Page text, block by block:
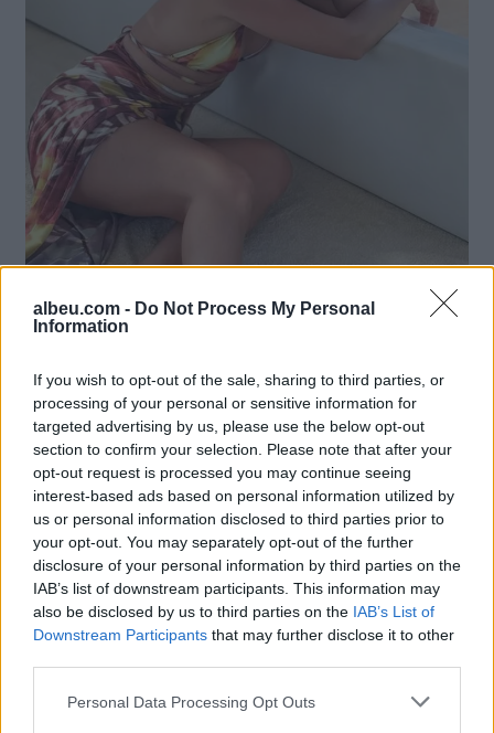
albeu.com - Do Not Process My Personal
Information
If you wish to opt-out of the sale, sharing to third parties, or
processing of your personal or sensitive information for
targeted advertising by us, please use the below opt-out
section to confirm your selection. Please note that after your
opt-out request is processed you may continue seeing
interest-based ads based on personal information utilized by
us or personal information disclosed to third parties prior to
your opt-out. You may separately opt-out of the further
disclosure of your personal information by third parties on the
IAB’s list of downstream participants. This information may
also be disclosed by us to third parties on the IAB’s List of
Downstream Participants that may further disclose it to other
Personal Data Processing Opt Outs
Lajme të ngjashme:
Shqipe Hysenaj zbulon
sekretin: Valbona Mhilli ka
lidhje jashtë shtëpisë së
‘BBVA’
“Kemi ndarë një..”/ Shqipe
Hysenaj flet për raportin
me Blerandon